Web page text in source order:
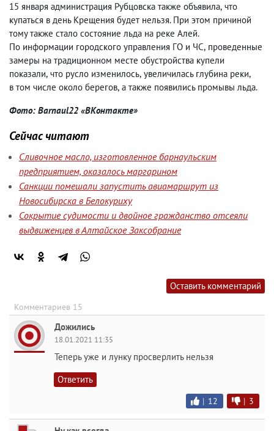
15 января администрация Рубцовска также объявила, что
купаться в день Крещения будет нельзя. При этом причиной
тому также стало состояние льда на реке Алей.
По информации городского управления ГО и ЧС, проведенные
замеры на традиционном месте обустройства купели
показали, что русло изменилось, увеличилась глубина реки,
в том числе около берегов, а также появились промывы льда.
Фото: Barnaul22 «ВКонтакте»
Сейчас читают
Сливочное масло, изготовленное барнаульским
предприятием, оказалось маргарином
Санкции помешали запустить авиамаршрут из
Новосибирска в Белокуриху
Сокрытие судимости и двойное гражданство отсеяли
выдвиженцев в Алтайское Заксобрание
Оставить комментарий
Комментариев 15
Дожились
18.01.2021 11:35
Теперь уже и лунку просверлить нельзя
Ответить
| 12 | 3